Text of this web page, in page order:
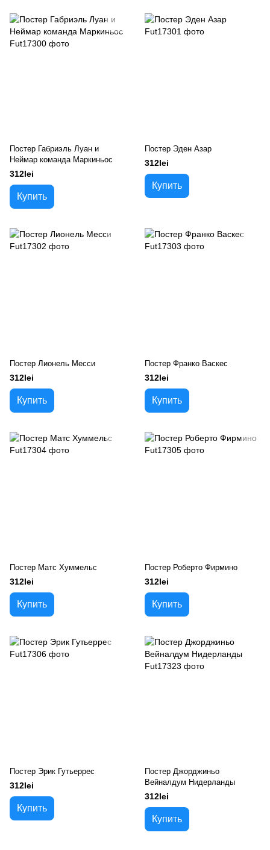
Постер Габриэль Луан и
Неймар команда Маркиньос
312lei
Купить
Постер Эден Азар
312lei
Купить
Постер Лионель Месси
312lei
Купить
Постер Франко Васкес
312lei
Купить
Постер Матс Хуммельс
312lei
Купить
Постер Роберто Фирмино
312lei
Купить
Постер Эрик Гутьеррес
312lei
Купить
Постер Джорджиньо
Вейналдум Нидерланды
312lei
Купить